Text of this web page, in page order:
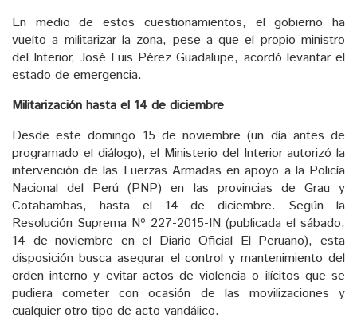
En medio de estos cuestionamientos, el gobierno ha
vuelto a militarizar la zona, pese a que el propio ministro
del Interior, José Luis Pérez Guadalupe, acordó levantar el
estado de emergencia.
Militarización hasta el 14 de diciembre
Desde este domingo 15 de noviembre (un día antes de
programado el diálogo), el Ministerio del Interior autorizó la
intervención de las Fuerzas Armadas en apoyo a la Policía
Nacional del Perú (PNP) en las provincias de Grau y
Cotabambas, hasta el 14 de diciembre. Según la
Resolución Suprema Nº 227-2015-IN (publicada el sábado,
14 de noviembre en el Diario Oficial El Peruano), esta
disposición busca asegurar el control y mantenimiento del
orden interno y evitar actos de violencia o ilícitos que se
pudiera cometer con ocasión de las movilizaciones y
cualquier otro tipo de acto vandálico.